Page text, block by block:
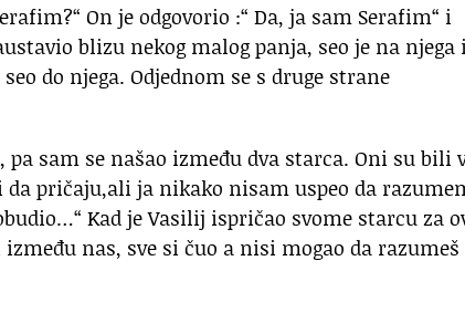
On je odgovorio :“ Da, ja sam Serafim“ i
blizu nekog malog panja, seo je na njega
do njega. Odjednom se s druge strane
sam se našao između dva starca. Oni su bili
pričaju,ali ja nikako nisam uspeo da
Kad je Vasilij ispričao svome starcu za
između nas, sve si čuo a nisi mogao da razumeš